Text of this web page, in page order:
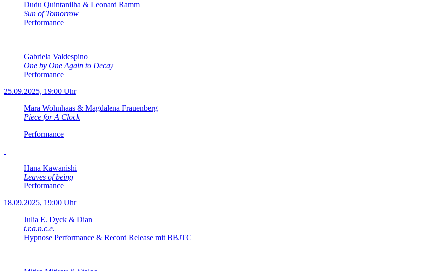
Dudu Quintanilha & Leonard Ramm
Sun of Tomorrow
Performance
Gabriela Valdespino
One by One Again to Decay
Performance
25.09.2025, 19:00 Uhr
Mara Wohnhaas & Magdalena Frauenberg
Piece for A Clock
Performance
Hana Kawanishi
Leaves of being
Performance
18.09.2025, 19:00 Uhr
Julia E. Dyck & Dian
t.r.a.n.c.e.
Hypnose Performance & Record Release mit BBJTC